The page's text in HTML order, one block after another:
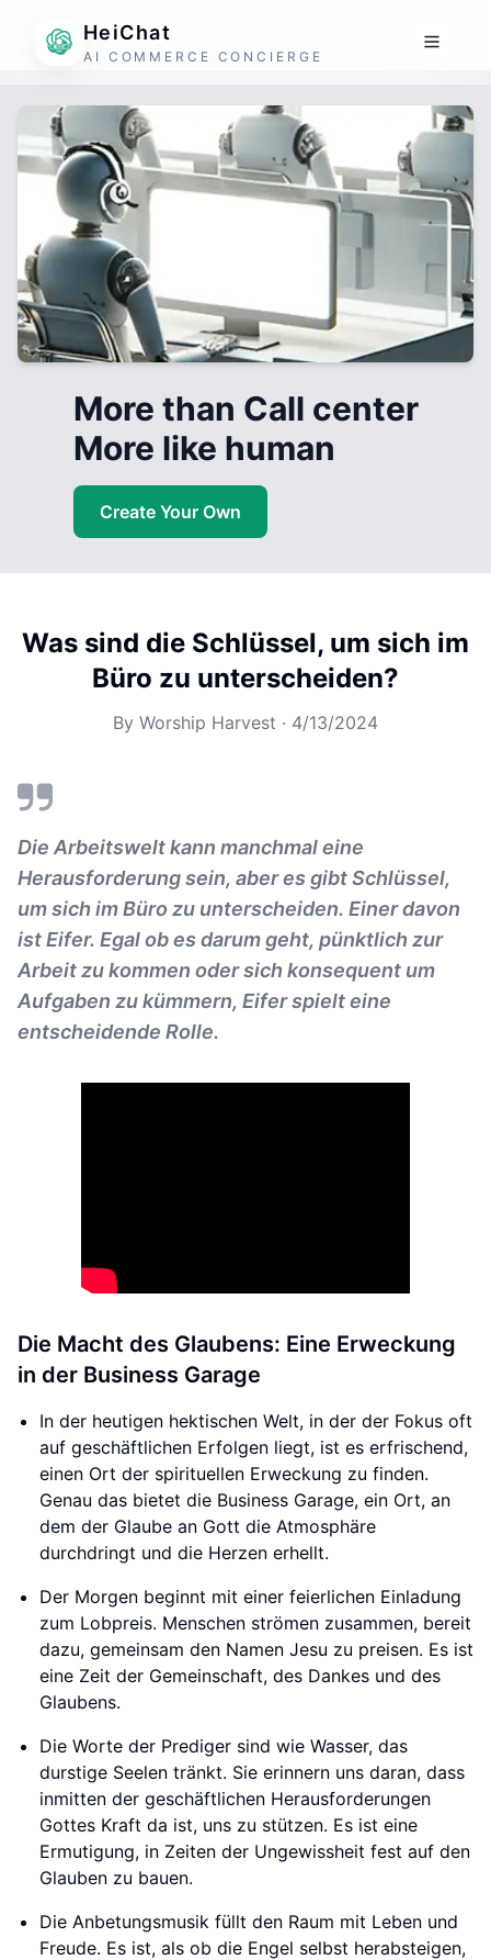
HeiChat
AI COMMERCE CONCIERGE
More than Call center
More like human
Create Your Own
Was sind die Schlüssel, um sich im
Büro zu unterscheiden?
By Worship Harvest · 4/13/2024
Die Arbeitswelt kann manchmal eine
Herausforderung sein, aber es gibt Schlüssel,
um sich im Büro zu unterscheiden. Einer davon
ist Eifer. Egal ob es darum geht, pünktlich zur
Arbeit zu kommen oder sich konsequent um
Aufgaben zu kümmern, Eifer spielt eine
entscheidende Rolle.
Die Macht des Glaubens: Eine Erweckung
in der Business Garage
In der heutigen hektischen Welt, in der der Fokus oft
auf geschäftlichen Erfolgen liegt, ist es erfrischend,
einen Ort der spirituellen Erweckung zu finden.
Genau das bietet die Business Garage, ein Ort, an
dem der Glaube an Gott die Atmosphäre
durchdringt und die Herzen erhellt.
Der Morgen beginnt mit einer feierlichen Einladung
zum Lobpreis. Menschen strömen zusammen, bereit
dazu, gemeinsam den Namen Jesu zu preisen. Es ist
eine Zeit der Gemeinschaft, des Dankes und des
Glaubens.
Die Worte der Prediger sind wie Wasser, das
durstige Seelen tränkt. Sie erinnern uns daran, dass
inmitten der geschäftlichen Herausforderungen
Gottes Kraft da ist, uns zu stützen. Es ist eine
Ermutigung, in Zeiten der Ungewissheit fest auf den
Glauben zu bauen.
Die Anbetungsmusik füllt den Raum mit Leben und
Freude. Es ist, als ob die Engel selbst herabsteigen,